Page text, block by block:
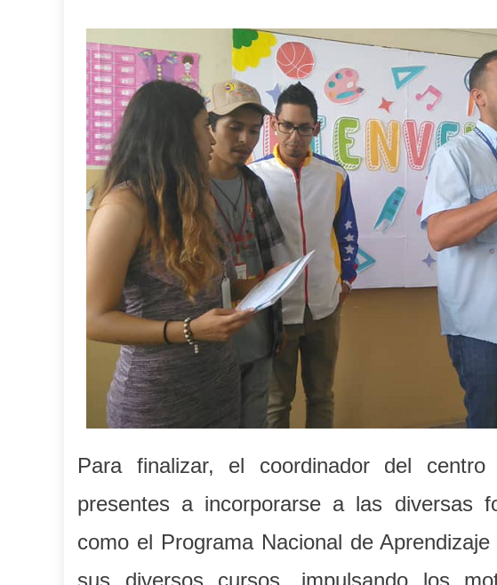
Para finalizar, el coordinador del
presentes a incorporarse a las diversas
como el Programa Nacional de
sus diversos cursos, impulsando los